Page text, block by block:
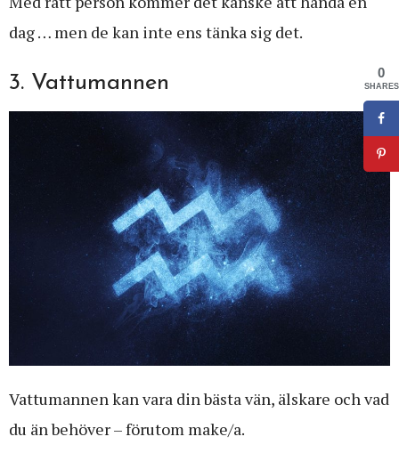
dag … men de kan inte ens tänka sig det.
3. Vattumannen
Vattumannen kan vara din bästa vän, älskare och vad
du än behöver – förutom make/a.
0
SHARES